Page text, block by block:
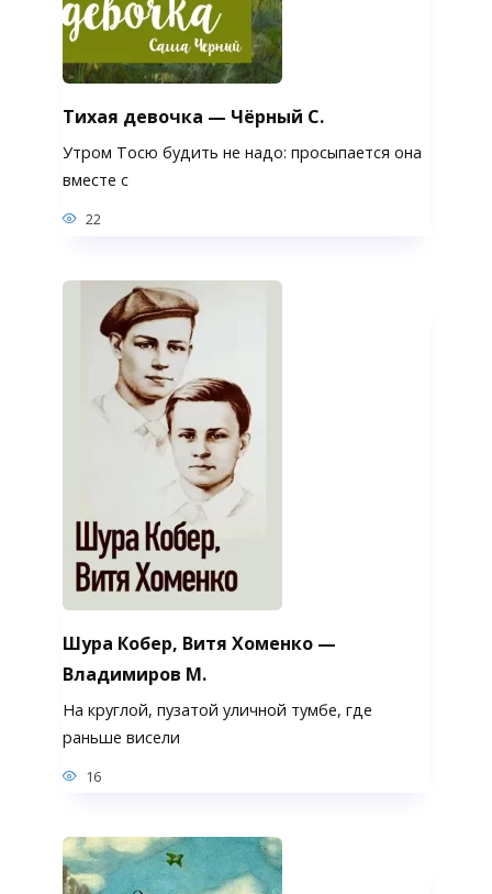
Тихая девочка — Чёрный С.
Утром Тосю будить не надо: просыпается она
вместе с
22
Шура Кобер, Витя Хоменко —
Владимиров М.
На круглой, пузатой уличной тумбе, где
раньше висели
16